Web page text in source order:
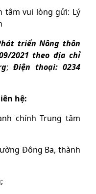
tâm vui lòng gửi: Lý
triển Nông thôn
2021 theo địa chỉ
; Điện thoại: 0234
hệ:
chính Trung tâm
Đông Ba, thành